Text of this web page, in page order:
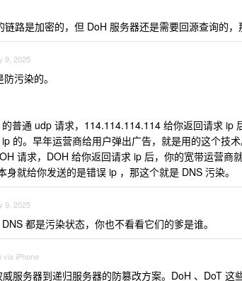
链路是加密的，但 DoH 服务器还是需要回源查询的
9, 2025
污染的。
普通 udp 请求，114.114.114.114 给你返回请求 ip
的。早年运营商给用户弹出广告，就是用的这个技术
请求，DOH 给你返回请求 ip 后，你的宽带运营商
身就给你发送的是错误 ip ，那这个就是 DNS 污染。
9, 2025
都是污染状态，你也不看看它们的爹是谁。
via iPhone
服务器到递归服务器的防篡改方案。DoH 、DoT 这